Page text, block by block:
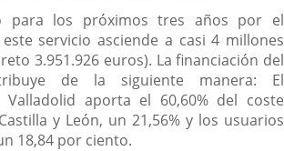
para los próximos tres años por el
servicio asciende a casi 4 millones
3.951.926 euros). La financiación del
de la siguiente manera: El
Valladolid aporta el 60,60% del coste
y León, un 21,56% y los usuarios
18,84 por ciento.